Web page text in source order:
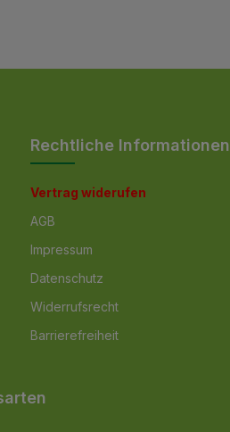
Rechtliche Informationen
Vertrag widerufen
AGB
Impressum
Datenschutz
Widerrufsrecht
Barrierefreiheit